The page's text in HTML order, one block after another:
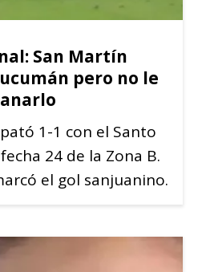
San Martín
pero no le
1-1 con el Santo
24 de la Zona B.
el gol sanjuanino.